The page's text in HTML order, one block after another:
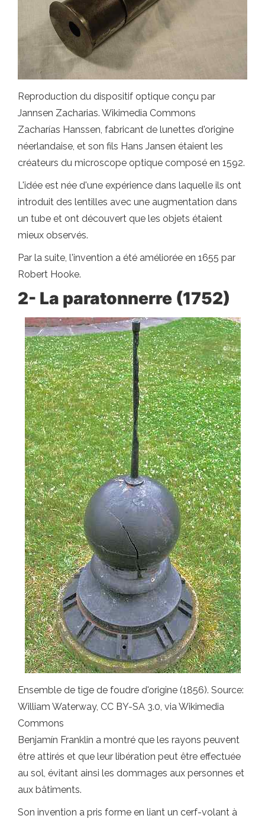
Reproduction du dispositif optique conçu par
Jannsen Zacharias. Wikimedia Commons
Zacharías Hanssen, fabricant de lunettes d'origine
néerlandaise, et son fils Hans Jansen étaient les
créateurs du microscope optique composé en 1592.
L'idée est née d'une expérience dans laquelle ils ont
introduit des lentilles avec une augmentation dans
un tube et ont découvert que les objets étaient
mieux observés.
Par la suite, l'invention a été améliorée en 1655 par
Robert Hooke.
2- La paratonnerre (1752)
Ensemble de tige de foudre d'origine (1856). Source:
William Waterway, CC BY-SA 3.0, via Wikimedia
Commons
Benjamín Franklin a montré que les rayons peuvent
être attirés et que leur libération peut être effectuée
au sol, évitant ainsi les dommages aux personnes et
aux bâtiments.
Son invention a pris forme en liant un cerf-volant à